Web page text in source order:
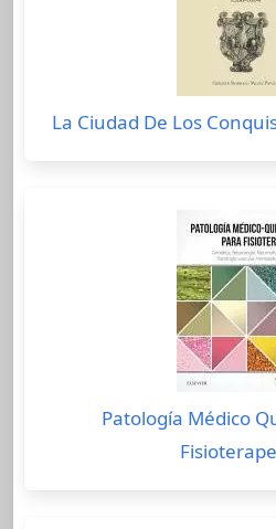
La Ciudad De Los
Patología Médico